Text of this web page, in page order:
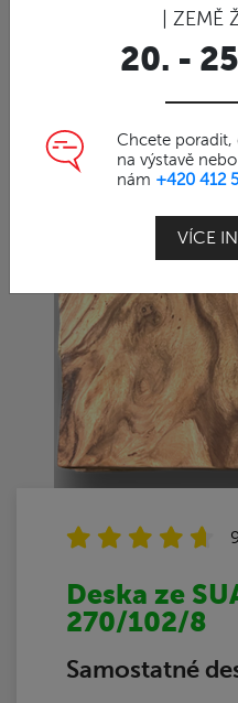
| ZEMĚ
20. -
Chcete poradit,
na výstavě
nám +420 412
VÍCE
Deska ze
270/102/8
Samostatné